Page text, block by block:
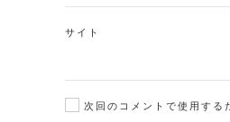
サイト
次回のコメントで使用する